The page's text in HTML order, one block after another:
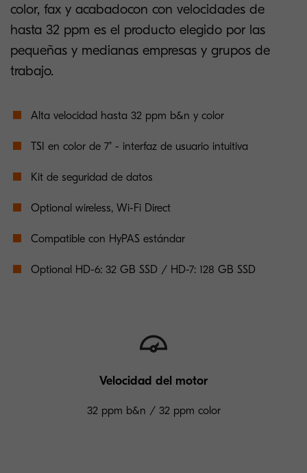
color, fax y acabadocon con velocidades de
hasta 32 ppm es el producto elegido por las
pequeñas y medianas empresas y grupos de
trabajo.
Alta velocidad hasta 32 ppm b&n y color
TSI en color de 7" - interfaz de usuario intuitiva
Kit de seguridad de datos
Optional wireless, Wi-Fi Direct
Compatible con HyPAS estándar
Optional HD-6: 32 GB SSD / HD-7: 128 GB SSD
Velocidad del motor
32 ppm b&n / 32 ppm color